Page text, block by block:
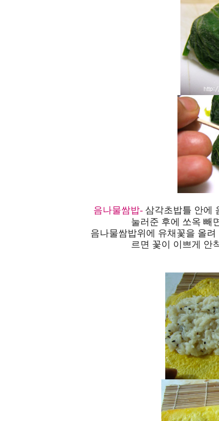
음나물쌈밥- 삼각초밥틀 안에
눌러준 후에 쏘옥 빼
음나물쌈밥위에 유채꽃을 올
르면 꽃이 이쁘게 안